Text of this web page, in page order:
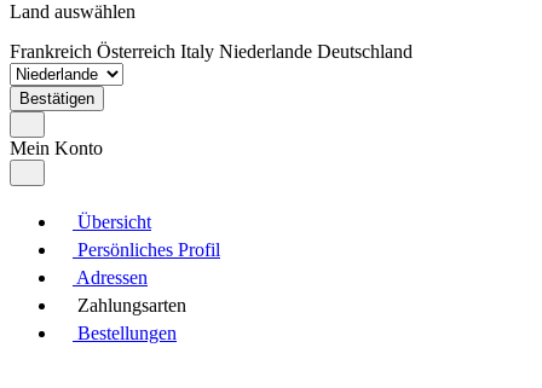
Land auswählen
Frankreich Österreich Italy Niederlande Deutschland
Bestätigen
Mein Konto
Übersicht
Persönliches Profil
Adressen
Zahlungsarten
Bestellungen